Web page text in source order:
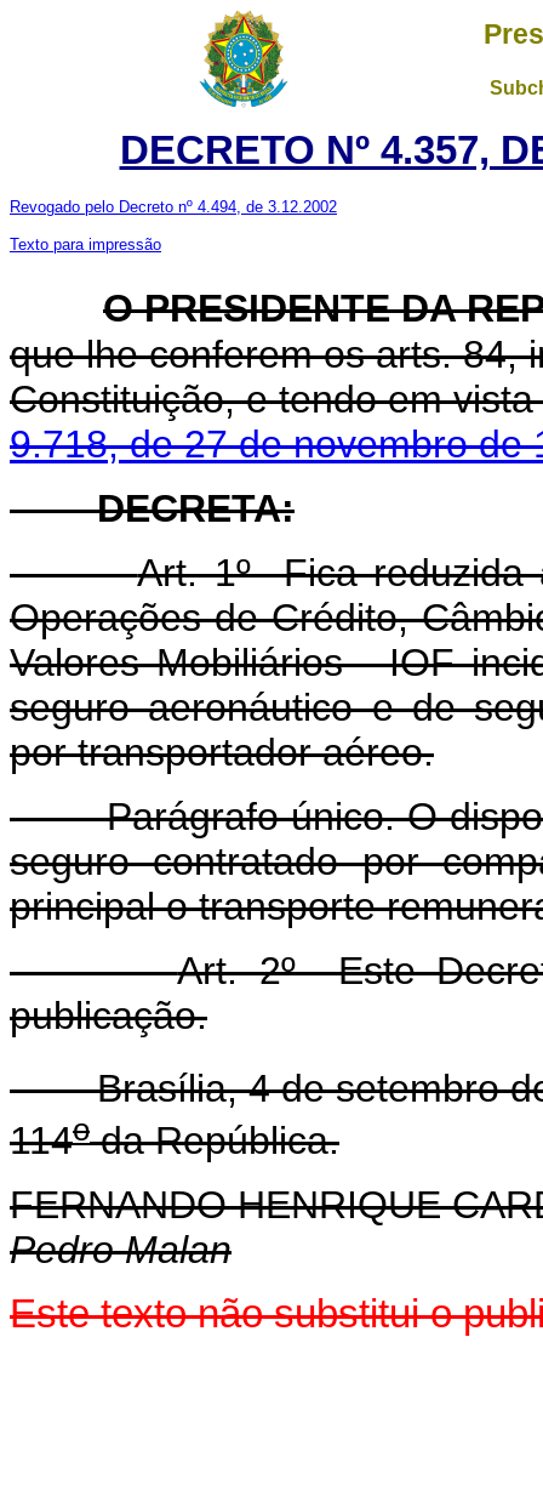
DECRETO Nº 4.357,
Revogado pelo Decreto nº 4.494, de 3.12.2002
Texto para impressão
OPRESIDENTE DA
que lhe conferem os arts. 84,
Constituição, e tendo em
9.718, de 27 de novembro de
DECRETA:
Art. 1º Fica reduzida
Operações de Crédito,
Valores Mobiliários - IOF
seguro aeronáutico e de
por transportador aéreo.
Parágrafo único. O
seguro contratado por
principal o transporte
Art. 2º Este
publicação.
Brasília, 4 de setembro de
114oda República.
FERNANDO HENRIQUE
Pedro Malan
Este texto não substitui o